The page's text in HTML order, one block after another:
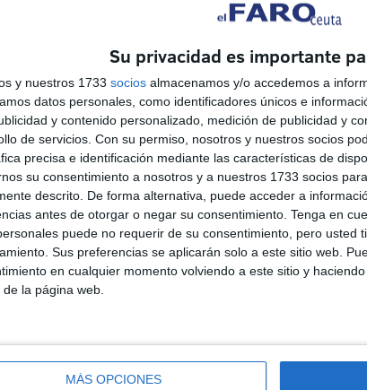
Su privacidad es importante
y nuestros 1733 socios almacenamos y/o accedemos a
datos personales, como identificadores únicos e
y contenido personalizado, medición de publicidad y
de servicios. Con su permiso, nosotros y nuestros socios
precisa e identificación mediante las características de
su consentimiento a nosotros y a nuestros 1733 socios
descrito. De forma alternativa, puede acceder a
antes de otorgar o negar su consentimiento. Tenga en
puede no requerir de su consentimiento, pero usted
Sus preferencias se aplicarán solo a este sitio web.
en cualquier momento volviendo a este sitio y
de la página web.
MÁS OPCIONES
para recordar lo que tenemos, la esencia de una
con el respeto al pasado glorioso que
de
para
carpa, luz
Civil a una moto
un pase de